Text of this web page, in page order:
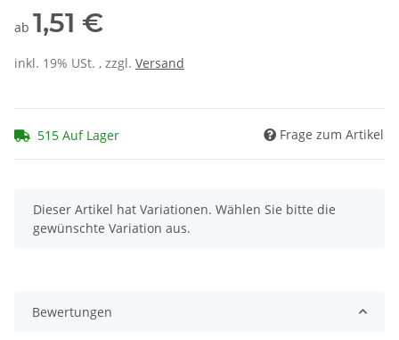
ab 1,51 €
inkl. 19% USt. , zzgl. Versand
515 Auf Lager Frage zum Artikel
x
Dieser Artikel hat Variationen. Wählen Sie bitte die
gewünschte Variation aus.
Bewertungen